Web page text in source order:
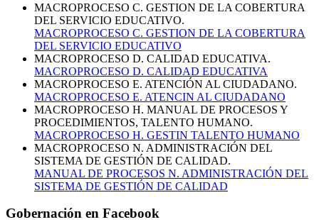
MACROPROCESO C. GESTION DE LA COBERTURA
DEL SERVICIO EDUCATIVO.
MACROPROCESO C. GESTION DE LA COBERTURA
DEL SERVICIO EDUCATIVO
MACROPROCESO D. CALIDAD EDUCATIVA.
MACROPROCESO D. CALIDAD EDUCATIVA
MACROPROCESO E. ATENCIÓN AL CIUDADANO.
MACROPROCESO E. ATENCIN AL CIUDADANO
MACROPROCESO H. MANUAL DE PROCESOS Y
PROCEDIMIENTOS, TALENTO HUMANO.
MACROPROCESO H. GESTIN TALENTO HUMANO
MACROPROCESO N. ADMINISTRACIÓN DEL
SISTEMA DE GESTIÓN DE CALIDAD.
MANUAL DE PROCESOS N. ADMINISTRACIÓN DEL
SISTEMA DE GESTIÓN DE CALIDAD
Gobernación en Facebook